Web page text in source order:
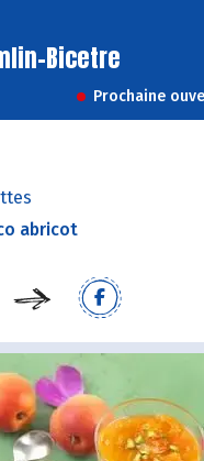
Bicetre
Prochaine
abricot